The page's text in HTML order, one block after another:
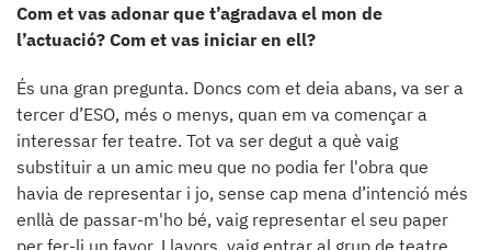
Com et vas adonar que t’agradava el mon de
l’actuació? Com et vas iniciar en ell?
És una gran pregunta. Doncs com et deia abans, va ser a
tercer d’ESO, més o menys, quan em va començar a
interessar fer teatre. Tot va ser degut a què vaig
substituir a un amic meu que no podia fer l'obra que
havia de representar i jo, sense cap mena d’intenció més
enllà de passar-m'ho bé, vaig representar el seu paper
per fer-li un favor. Llavors, vaig entrar al grup de teatre,